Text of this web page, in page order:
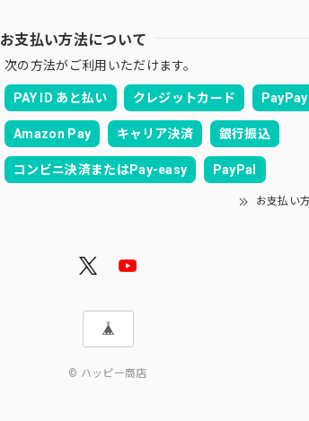
お支払い方法について
次の方法がご利用いただけます。
PAY ID あと払い クレジットカード PayPay
Amazon Pay キャリア決済 銀行振込
コンビニ決済またはPay-easy PayPal
お支払い
© ハッピー商店